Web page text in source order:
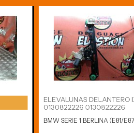
ELEVALUNAS DELANTERO
0130822226 0130822226
BMW SERIE 1 BERLINA (E81/